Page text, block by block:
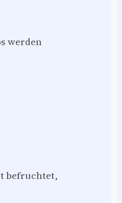
werden
befruchtet,